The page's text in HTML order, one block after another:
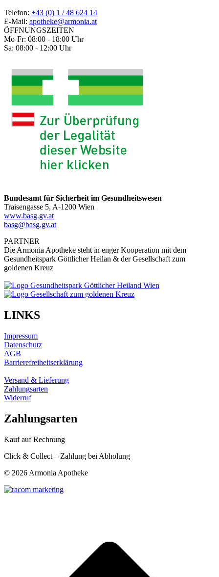
Telefon: +43 (0) 1 / 48 624 14
E-Mail: apotheke@armonia.at
ÖFFNUNGSZEITEN
Mo-Fr: 08:00 - 18:00 Uhr
Sa: 08:00 - 12:00 Uhr
Bundesamt für Sicherheit im Gesundheitswesen
Traisengasse 5, A-1200 Wien
www.basg.gv.at
basg@basg.gv.at
PARTNER
Die Armonia Apotheke steht in enger Kooperation mit dem
Gesundheitspark Göttlicher Heilan & der Gesellschaft zum
goldenen Kreuz
LINKS
Impressum
Datenschutz
AGB
Barrierefreiheitserklärung
Versand & Lieferung
Zahlungsarten
Widerruf
Zahlungsarten
Kauf auf Rechnung
Click & Collect – Zahlung bei Abholung
© 2026 Armonia Apotheke